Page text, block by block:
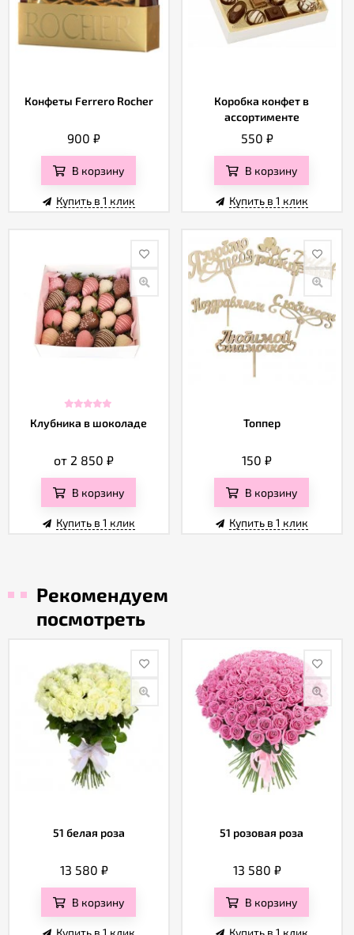
Конфеты Ferrero Rocher
900₽
В корзину
Купить в 1 клик
Коробка конфет в
ассортименте
550 ₽
В корзину
Купить в 1 клик
Клубника в шоколаде
от 2 850₽
В корзину
Купить в 1 клик
Топпер
150₽
В корзину
Купить в 1 клик
Рекомендуем
посмотреть
51 белая роза
13 580 ₽
В корзину
Купить в 1 клик
51 розовая роза
13 580 ₽
В корзину
Купить в 1 клик